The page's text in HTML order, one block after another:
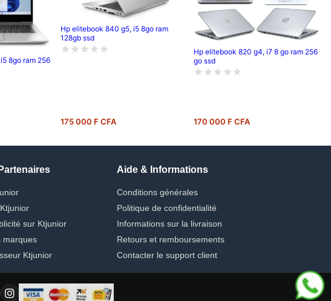
8go ram 256
Hp elitebook 840 g5, i5 8go ram
128gb ssd
175 000 F CFA
Hp elitebook 820 g4, i7 8 go ram 256
go ssd
170 000 F CFA
sur Ktjunior
marques
Ktjunior
Aide & Informations
Conditions générales
Politique de confidentialité
Informations sur la livraison
Retours et remboursements
Contacter le support client